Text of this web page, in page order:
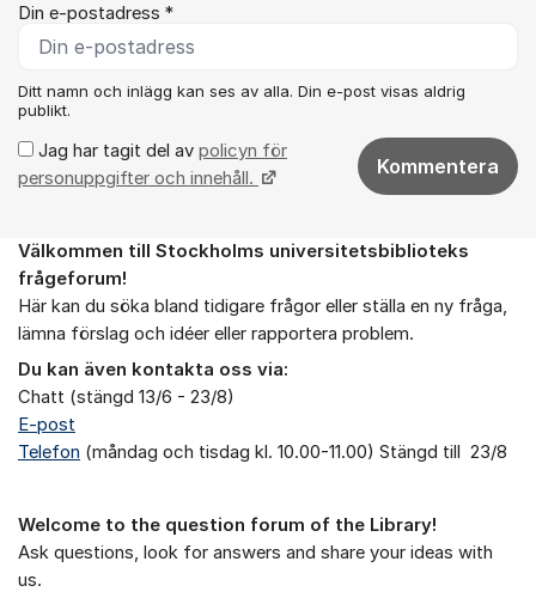
Din e-postadress *
Ditt namn och inlägg kan ses av alla. Din e-post visas aldrig
publikt.
Jag har tagit del av policyn för
personuppgifter och innehåll.
Kommentera
Om forumet
Välkommen till Stockholms universitetsbiblioteks
frågeforum!
Här kan du söka bland tidigare frågor eller ställa en ny fråga,
lämna förslag och idéer eller rapportera problem.
Du kan även kontakta oss via:
Chatt (stängd 13/6 - 23/8)
E-post
Telefon (måndag och tisdag kl. 10.00-11.00) Stängd till 23/8
Welcome to the question forum of the Library!
Ask questions, look for answers and share your ideas with
us.